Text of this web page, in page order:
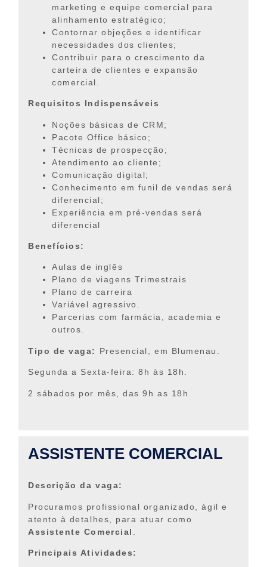
marketing e equipe comercial para
alinhamento estratégico;
Contornar objeções e identificar
necessidades dos clientes;
Contribuir para o crescimento da
carteira de clientes e expansão
comercial.
Requisitos Indispensáveis
Noções básicas de CRM;
Pacote Office básico;
Técnicas de prospecção;
Atendimento ao cliente;
Comunicação digital;
Conhecimento em funil de vendas será
diferencial;
Experiência em pré-vendas será
diferencial
Benefícios:
Aulas de inglês
Plano de viagens Trimestrais
Plano de carreira
Variável agressivo.
Parcerias com farmácia, academia e
outros.
Tipo de vaga: Presencial, em Blumenau.
Segunda a Sexta-feira: 8h às 18h.
2 sábados por mês, das 9h as 18h
ASSISTENTE COMERCIAL
Descrição da vaga:
Procuramos profissional organizado, ágil e
atento à detalhes, para atuar como
Assistente Comercial
Principais Atividades: